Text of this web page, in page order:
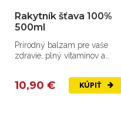
Rakytník šťava 100%
500ml
Prírodný balzam pre vaše
zdravie, plný vitamínov a
10,90 € KÚPIŤ